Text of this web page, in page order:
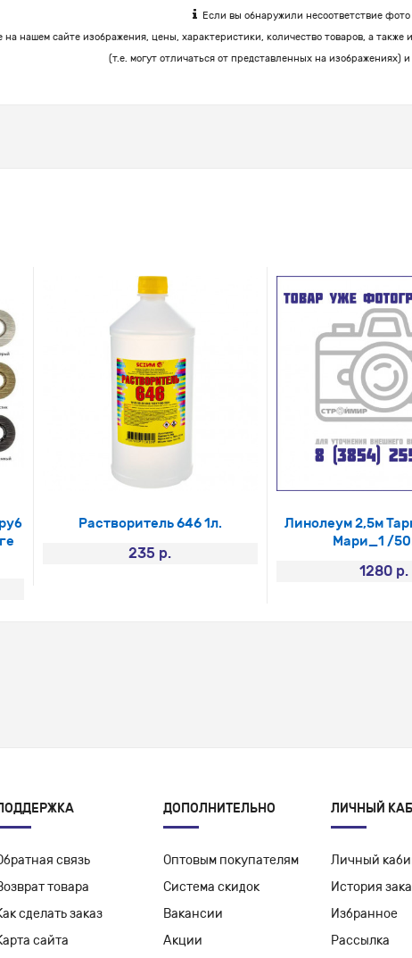
Если вы обнаружили несоответствие
на нашем сайте изображения, цены, характеристики, количество товаров, а
(т.е. могут отличаться от представленных на
Растворитель 646 1л.
235 р.
Линолеум 2,5м
Мари_1 /
1280 р.
связь
товара
сделать заказ
сайта
ДОПОЛНИТЕЛЬНО
Оптовым покупателям
Система скидок
Вакансии
Акции
ЛИЧНЫЙ
Личный
История
Избранное
Рассылка